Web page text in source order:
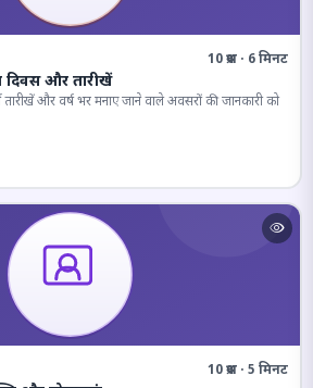
10 प्रश्न · 6 मिनट
दिवस और तारीखें
तारीखें और वर्ष भर मनाए जाने वाले अवसरों की जानकारी को
10 प्रश्न · 5 मिनट